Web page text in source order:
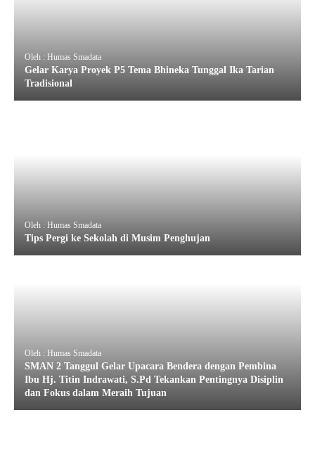
Oleh : Humas Smadata
Gelar Karya Proyek P5 Tema Bhineka Tunggal Ika Tarian
Tradisional
Oleh : Humas Smadata
Tips Pergi ke Sekolah di Musim Penghujan
Oleh : Humas Smadata
SMAN 2 Tanggul Gelar Upacara Bendera dengan Pembina
Ibu Hj. Titin Indrawati, S.Pd Tekankan Pentingnya Disiplin
dan Fokus dalam Meraih Tujuan